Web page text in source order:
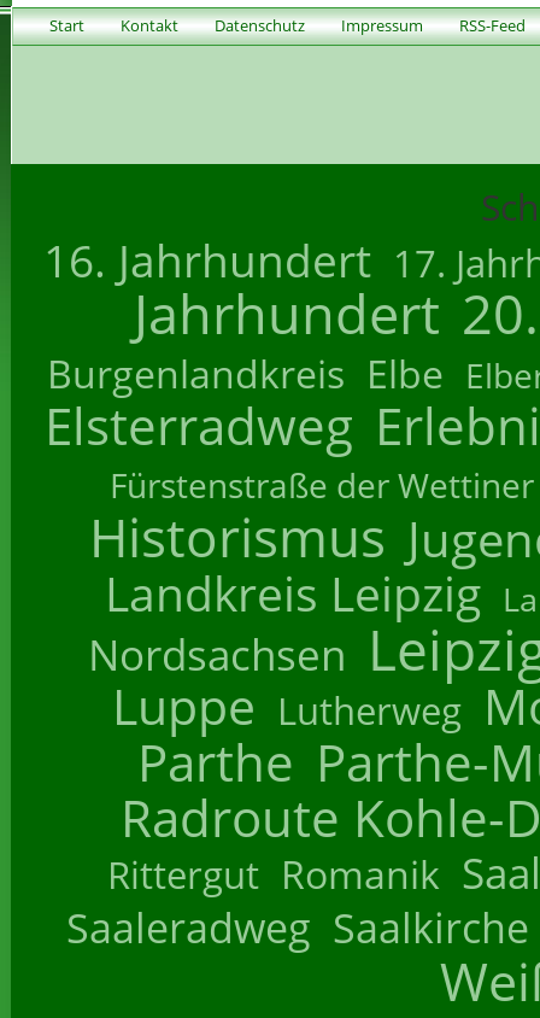
Start Kontakt Datenschutz Impressum RSS-Feed
16. Jahrhundert 17.
Jahrhundert
Burgenlandkreis Elbe
Elsterradweg
Fürstenstraße der Wettiner
Historismus
Landkreis Leipzig
Nordsachsen
Luppe Lutherweg
Parthe Parthe-
Radroute Kohle-
Rittergut Romanik
Saaleradweg Saalkirche